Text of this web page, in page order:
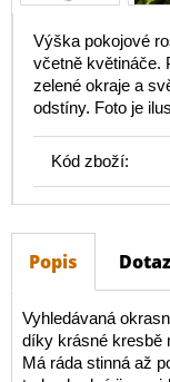
Výška pokojové
včetně květináče.
zelené okraje a
odstíny. Foto je
Kód zboží:
Popis
Vyhledávaná
díky krásné kresbě
Má ráda stinná až